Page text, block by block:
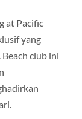
at Pacific
yang
club ini